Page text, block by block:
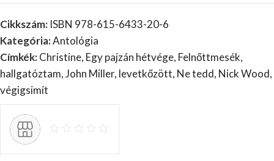
Cikkszám: ISBN 978-615-6433-20-6
Kategória:Antológia
Címkék:Christine, Egy pajzán hétvége, Felnőttmesék,
hallgatóztam,John Miller, levetkőzött, Ne tedd, Nick Wood,
végigsimít